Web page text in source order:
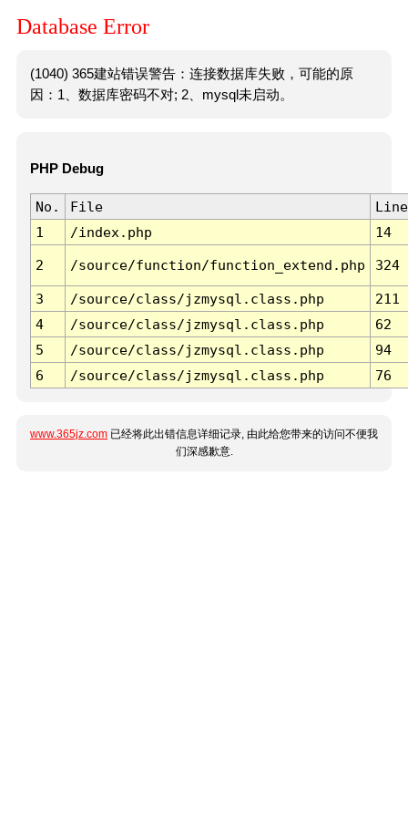
Database Error
(1040) 365建站错误警告：连接数据库失败，可能的原
因：1、数据库密码不对; 2、mysql未启动。
PHP Debug
No. File
Line
1
/index.php 14
2 /source/function/function_extend.php 324
3 /source/class/jzmysql.class.php
211
4
/source/class/jzmysql.class.php
62
5
/source/class/jzmysql.class.php
94
6
/source/class/jzmysql.class.php 76
www.365jz.com 已经将此出错信息详细记录, 由此给您带来的访问不便我
们深感歉意.